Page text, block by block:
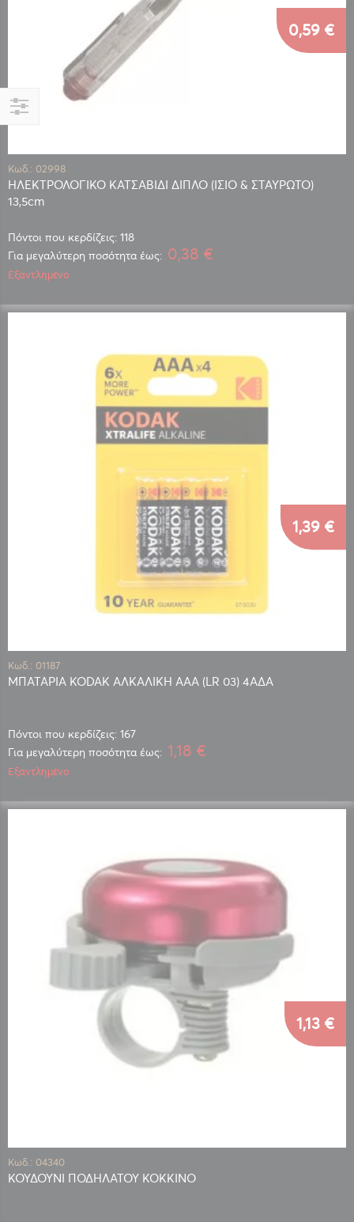
Κωδ.: 02998
ΗΛΕΚΤΡΟΛΟΓΙΚΟ ΚΑΤΣΑΒΙΔΙ ΔΙΠΛΟ (ΙΣΙΟ & ΣΤΑΥΡΩΤΟ)
13,5cm
Πόντοι που κερδίζεις: 118
0,59 €
Για μεγαλύτερη ποσότητα έως: 0,38 €
Εξαντλημένο
Κωδ.: 01187
ΜΠΑΤΑΡΙΑ KODAK ΑΛΚΑΛΙΚΗ AAA (LR 03) 4ΑΔΑ
Πόντοι που κερδίζεις: 167
1,39 €
Για μεγαλύτερη ποσότητα έως: 1,18 €
Εξαντλημένο
Κωδ.: 04340
ΚΟΥΔΟΥΝΙ ΠΟΔΗΛΑΤΟΥ ΚΟΚΚΙΝΟ
1,13 €